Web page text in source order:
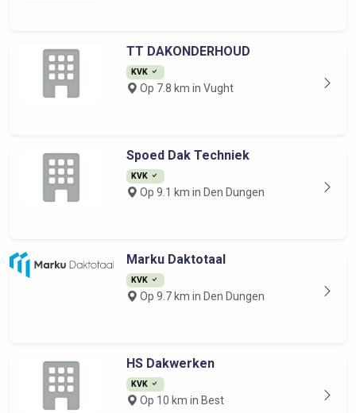
TT DAKONDERHOUD
KVK
Op 7.8 km in Vught
Spoed Dak Techniek
KVK
Op 9.1 km in Den Dungen
Marku Daktotaal
KVK
Op 9.7 km in Den Dungen
HS Dakwerken
KVK
Op 10 km in Best